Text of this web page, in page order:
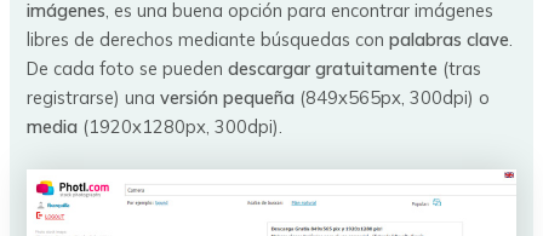
imágenes , es una buena opción para encontrar imágenes
libres de derechos mediante búsquedas conpalabras clave
De cada foto se puedendescargar gratuitamente (tras
registrarse) unaversión pequeña (849x565px, 300dpi) o
media (1920x1280px, 300dpi).